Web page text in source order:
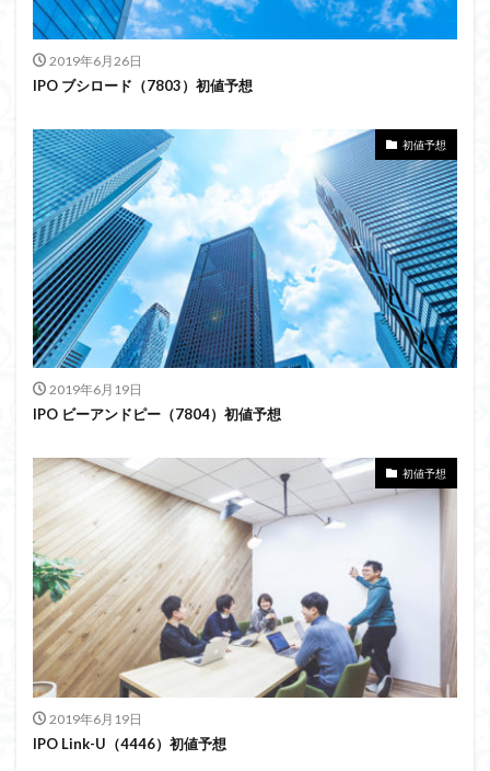
2019年6月26日
IPO ブシロード（7803）初値予想
初値予想
2019年6月19日
IPO ビーアンドピー（7804）初値予想
初値予想
2019年6月19日
IPO Link-U（4446）初値予想